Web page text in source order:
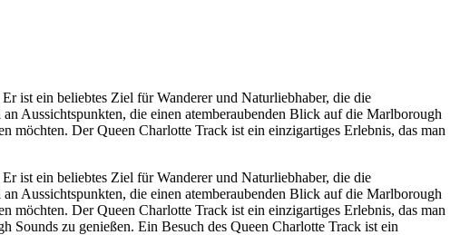
ist ein beliebtes Ziel für Wanderer und Naturliebhaber, die die
Aussichtspunkten, die einen atemberaubenden Blick auf die Marlborough
Der Queen Charlotte Track ist ein einzigartiges Erlebnis, das man
ist ein beliebtes Ziel für Wanderer und Naturliebhaber, die die
Aussichtspunkten, die einen atemberaubenden Blick auf die Marlborough
Der Queen Charlotte Track ist ein einzigartiges Erlebnis, das man
Sounds zu genießen. Ein Besuch des Queen Charlotte Track ist ein